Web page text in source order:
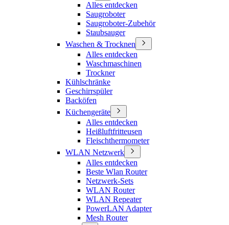
Alles entdecken
Saugroboter
Saugroboter-Zubehör
Staubsauger
Waschen & Trocknen
Alles entdecken
Waschmaschinen
Trockner
Kühlschränke
Geschirrspüler
Backöfen
Küchengeräte
Alles entdecken
Heißluftfritteusen
Fleischthermometer
WLAN Netzwerk
Alles entdecken
Beste Wlan Router
Netzwerk-Sets
WLAN Router
WLAN Repeater
PowerLAN Adapter
Mesh Router